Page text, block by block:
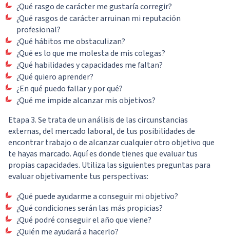
¿Qué rasgo de carácter me gustaría corregir?
¿Qué rasgos de carácter arruinan mi reputación
profesional?
¿Qué hábitos me obstaculizan?
¿Qué es lo que me molesta de mis colegas?
¿Qué habilidades y capacidades me faltan?
¿Qué quiero aprender?
¿En qué puedo fallar y por qué?
¿Qué me impide alcanzar mis objetivos?
Etapa 3. Se trata de un análisis de las circunstancias
externas, del mercado laboral, de tus posibilidades de
encontrar trabajo o de alcanzar cualquier otro objetivo que
te hayas marcado. Aquí es donde tienes que evaluar tus
propias capacidades. Utiliza las siguientes preguntas para
evaluar objetivamente tus perspectivas:
¿Qué puede ayudarme a conseguir mi objetivo?
¿Qué condiciones serán las más propicias?
¿Qué podré conseguir el año que viene?
¿Quién me ayudará a hacerlo?